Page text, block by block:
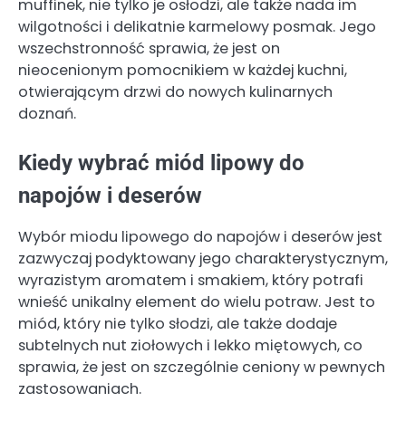
muffinek, nie tylko je osłodzi, ale także nada im
wilgotności i delikatnie karmelowy posmak. Jego
wszechstronność sprawia, że jest on
nieocenionym pomocnikiem w każdej kuchni,
otwierającym drzwi do nowych kulinarnych
doznań.
Kiedy wybrać miód lipowy do
napojów i deserów
Wybór miodu lipowego do napojów i deserów jest
zazwyczaj podyktowany jego charakterystycznym,
wyrazistym aromatem i smakiem, który potrafi
wnieść unikalny element do wielu potraw. Jest to
miód, który nie tylko słodzi, ale także dodaje
subtelnych nut ziołowych i lekko miętowych, co
sprawia, że jest on szczególnie ceniony w pewnych
zastosowaniach.